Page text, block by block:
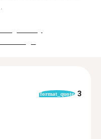
format_quote 3